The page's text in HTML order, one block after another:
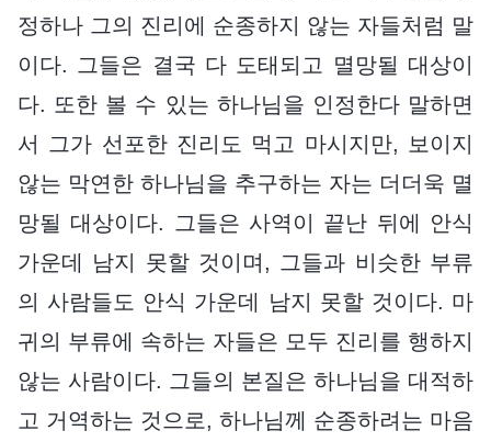
정하나 그의 진리에 순종하지 않는 자들처럼 말
이다. 그들은 결국 다 도태되고 멸망될 대상이
다. 또한 볼 수 있는 하나님을 인정한다 말하면
서 그가 선포한 진리도 먹고 마시지만, 보이지
않는 막연한 하나님을 추구하는 자는 더더욱 멸
망될 대상이다. 그들은 사역이 끝난 뒤에 안식
가운데 남지 못할 것이며, 그들과 비슷한 부류
의 사람들도 안식 가운데 남지 못할 것이다. 마
귀의 부류에 속하는 자들은 모두 진리를 행하지
않는 사람이다. 그들의 본질은 하나님을 대적하
고 거역하는 것으로, 하나님께 순종하려는 마음